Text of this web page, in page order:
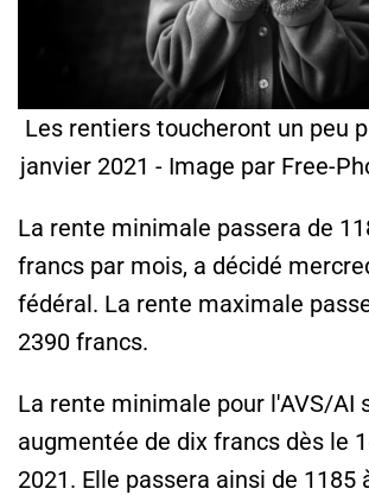
Les rentiers toucheront un peu
janvier 2021 - Image par Free-
La rente minimale passera de
francs par mois, a décidé
fédéral. La rente maximale
2390 francs.
La rente minimale pour l'AVS/AI
augmentée de dix francs dès le
2021. Elle passera ainsi de 1185